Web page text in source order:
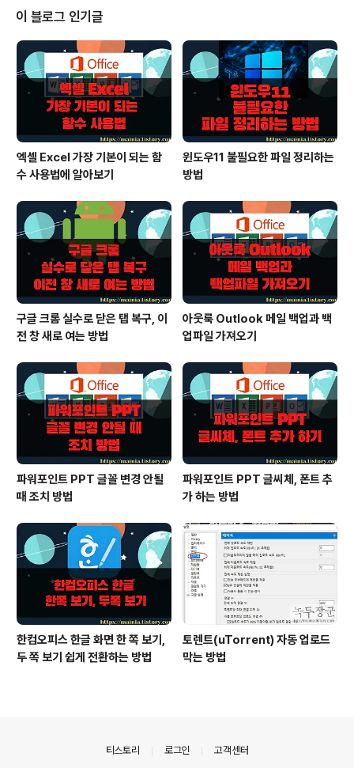
있는지 검색으로 확인할 수 있습니다. 검색에서 글꼴 을 입
력하고 결과 목록에서 글꼴 설정을 클릭합니다. ▼ 윈도우
설정 화면에서 이동하고 싶다면 설정 > 개인설정 > 글꼴
메뉴를 차례대로 클릭합니다. ▼ 글꼴 설정 화면에서 사용
가능한 글꼴 항목으로 갑니다. ▼ 사용 가능한 글꼴에서
검색 기능을 이용해 설치 여부를..
이 블로그 인기글
엑셀 Excel 가장 기본이 되는 함
수 사용법에 알아보기
윈도우11 불필요한 파일 정리하는
방법
구글 크롬 실수로 닫은 탭 복구, 이
전 창 새로 여는 방법
아웃룩 Outlook 메일 백업과 백
업파일 가져오기
파워포인트 PPT 글꼴 변경 안될
때 조치 방법
파워포인트 PPT 글씨체, 폰트 추
가 하는 방법
한컴오피스 한글 화면 한 쪽 보기,
두 쪽 보기 쉽게 전환하는 방법
토렌트(uTorrent) 자동 업로드
막는 방법
티스토리 로그인 고객센터